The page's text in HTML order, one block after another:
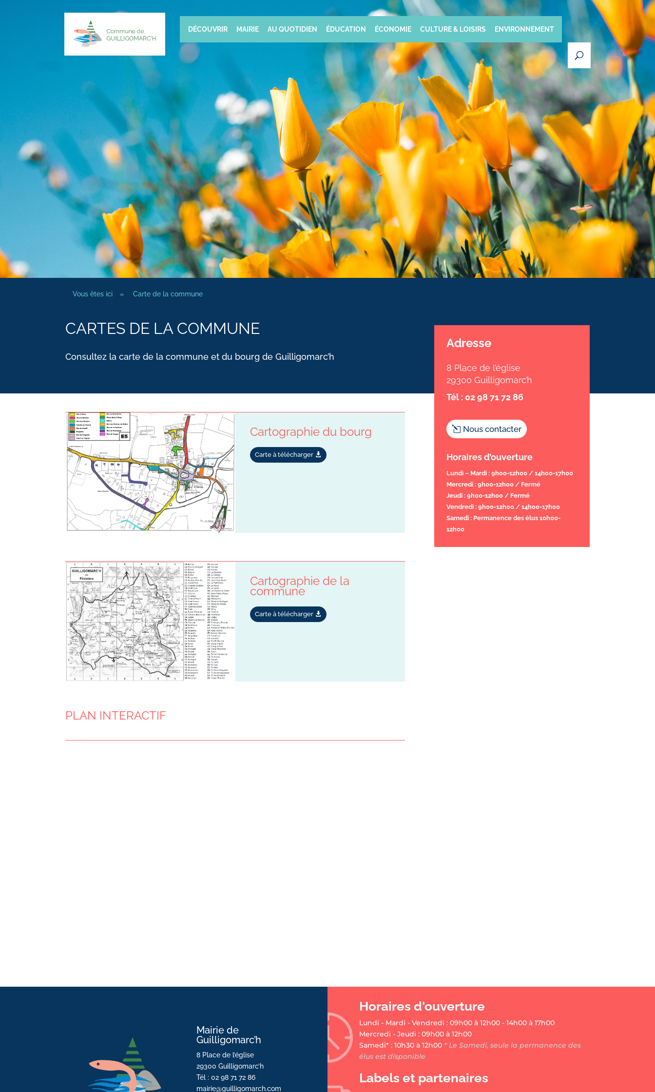
DÉCOUVRIR MAIRIE AU QUOTIDIEN ÉDUCATION ÉCONOMIE CULTURE & LOISIRS ENVIRONNEMENT
Vous êtes ici » Carte de la commune
CARTES DE LA COMMUNE
Consultez la carte de la commune et du bourg de Guilligomarc’h
Cartographie du bourg
Carte à télécharger
Cartographie de la
commune
Carte à télécharger
PLAN INTERACTIF
Adresse
8 Place de l’église
29300 Guilligomarc’h
Tél : 02 98 71 72 86
Nous contacter
Horaires d’ouverture
Lundi – Mardi : 9h00-12h00 / 14h00-17h00
Mercredi : 9h00-12h00 / Fermé
Jeudi : 9h00-12h00 / Fermé
Vendredi : 9h00-12h00 / 14h00-17h00
Samedi : Permanence des élus 10h00-
12h00
Mairie de
Guilligomarc’h
8 Place de l’église
29300 Guilligomarc’h
Tél : 02 98 71 72 86
mairie@guilligomarch.com
Horaires d'ouverture
Lundi - Mardi - Vendredi : 09h00 à 12h00 - 14h00 à 17h00
Mercredi - Jeudi : 09h00 à 12h00
Samedi* : 10h30 à 12h00* Le Samedi, seule la permanence des
élus est disponible
Labels et partenaires